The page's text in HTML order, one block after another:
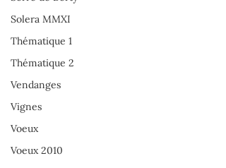
Solera MMXI
Thématique 1
Thématique 2
Vendanges
Vignes
Voeux
Voeux 2010